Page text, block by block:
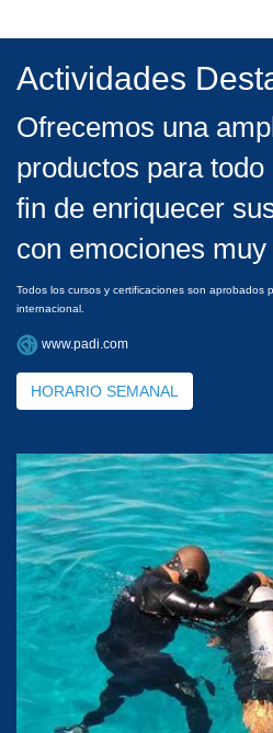
Actividades
Ofrecemos una
productos para
fin de enriquecer
con emociones
Todos los cursos y certificaciones son aprobados
internacional.
www.padi.com
HORARIO SEMANAL